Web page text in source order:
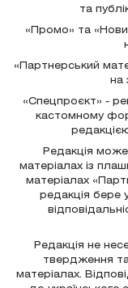
та
«Промо» та
«Партнерський
на
«Спецпроєкт» -
кастомному
Редакція
матеріалах із
матеріалах
редакція бере
Редакція не
твердження
матеріалах.